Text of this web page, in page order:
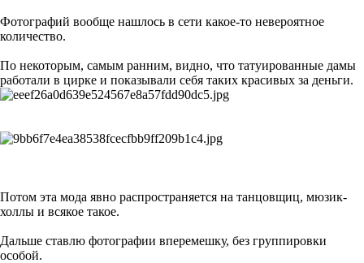
Фотографий вообще нашлось в сети какое-то невероятное
количество.
По некоторым, самым ранним, видно, что татуированные дамы
работали в цирке и показывали себя таких красивых за деньги.
Потом эта мода явно распространяется на танцовщиц, мюзик-
холлы и всякое такое.
Дальше ставлю фотографии вперемешку, без группировки
особой.